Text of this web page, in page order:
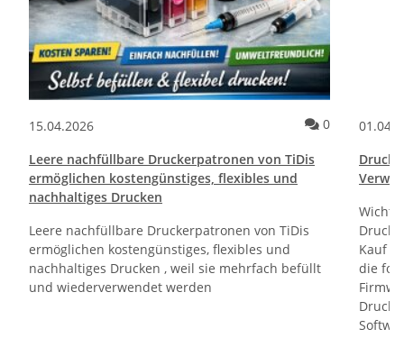
15.04.2026 Kommentare
0
Leere nachfüllbare Druckerpatronen von TiDis
ermöglichen kostengünstiges, flexibles und
nachhaltiges Drucken
Leere nachfüllbare Druckerpatronen von TiDis
ermöglichen kostengünstiges, flexibles und
nachhaltiges Drucken , weil sie mehrfach befüllt
und wiederverwendet werden
Kauf
die